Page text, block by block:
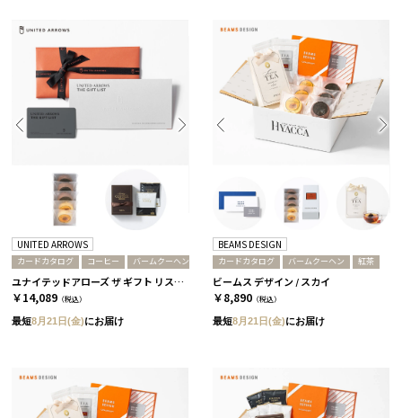
UNITED ARROWS
カードカタログ コーヒー バームクーヘン
ユナイテッドアローズ ザ ギフト リスト / CH-CARD
￥14,089 （税込）
最短8月21日(金)にお届け
BEAMS DESIGN
カードカタログ バームクーヘン 紅茶
ビームス デザイン / スカイ
￥8,890 （税込）
最短8月21日(金)にお届け